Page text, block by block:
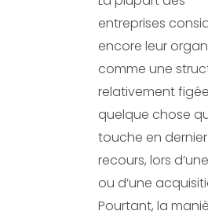
entreprises
encore leur
comme une
relativement
quelque chose
touche en dernier
recours, lors
ou d’une
Pourtant, la